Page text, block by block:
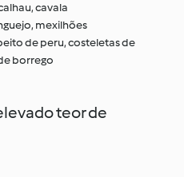
cavala
mexilhões
de peru, costeletas de
borrego
teor de